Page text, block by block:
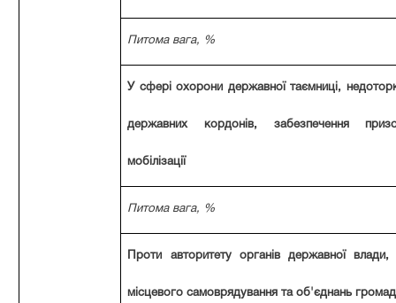
Питома вага, %
У сфері охорони державної таємниці,
державних кордонів, забезпечення
мобілізації
Питома вага, %
Проти авторитету органів державної влади,
місцевого самоврядування та об'єднань